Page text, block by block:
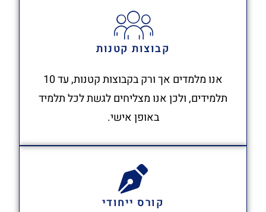
קבוצות קטנות
אנו מלמדים אך ורק בקבוצות קטנות, עד 10
תלמידים, ולכן אנו מצליחים לגשת לכל תלמיד
באופן אישי.
קורס ייחודי